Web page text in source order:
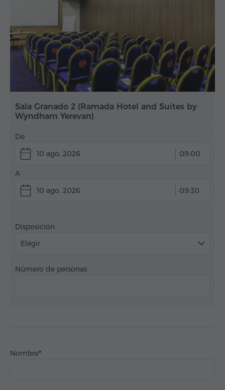
Sala Granado 2 (Ramada Hotel and Suites by
Wyndham Yerevan)
De
10 ago. 2026
09:00
A
10 ago. 2026
09:30
Disposición
Elegir
Número de personas
Nombre